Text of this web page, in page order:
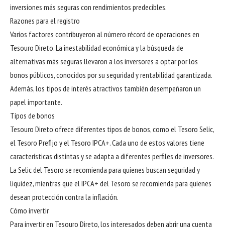
inversiones más seguras con rendimientos predecibles.
Razones para el registro
Varios factores contribuyeron al número récord de operaciones en
Tesouro Direto. La inestabilidad económica y la búsqueda de
alternativas más seguras llevaron a los inversores a optar por los
bonos públicos, conocidos por su seguridad y rentabilidad garantizada.
Además, los tipos de interés atractivos también desempeñaron un
papel importante.
Tipos de bonos
Tesouro Direto ofrece diferentes tipos de bonos, como el Tesoro Selic,
el Tesoro Prefijo y el Tesoro IPCA+. Cada uno de estos valores tiene
características distintas y se adapta a diferentes perfiles de inversores.
La Selic del Tesoro se recomienda para quienes buscan seguridad y
liquidez, mientras que el IPCA+ del Tesoro se recomienda para quienes
desean protección contra la inflación.
Cómo invertir
Para invertir en Tesouro Direto, los interesados ​​deben abrir una cuenta